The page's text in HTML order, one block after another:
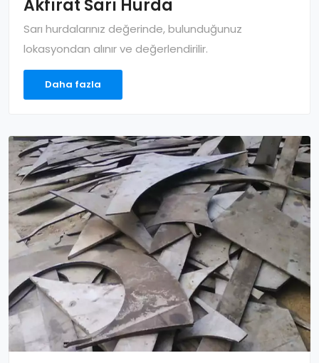
Akfırat Sarı Hurda
Sarı hurdalarınız değerinde, bulunduğunuz
lokasyondan alınır ve değerlendirilir.
Daha fazla